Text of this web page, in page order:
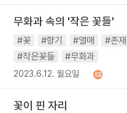
무화과 속의 '작은 꽃들'
#꽃 #향기 #열매 #존재
#작은꽃들
#무화과
2023.6.12. 월요일
꽃이 핀 자리